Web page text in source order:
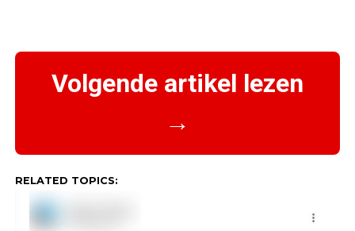
Volgende artikel lezen
→
RELATED TOPICS: